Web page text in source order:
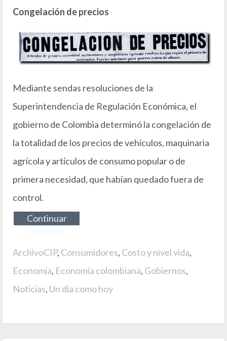
Congelación de precios
Mediante sendas resoluciones de la
Superintendencia de Regulación Económica, el
gobierno de Colombia determinó la congelación de
la totalidad de los precios de vehículos, maquinaria
agrícola y artículos de consumo popular o de
primera necesidad, que habían quedado fuera de
control.
Continuar
ArchivoCIP, Consumidores, Costo y nivel vida,
Economía, Economía colombiana, Gobiernos,
Noticias, Un día como hoy